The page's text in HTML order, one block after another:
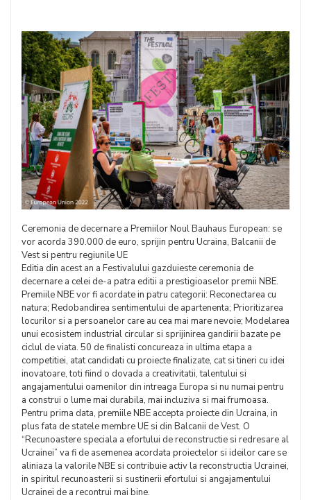
Ceremonia de decernare a Premiilor Noul Bauhaus European: se
vor acorda 390.000 de euro, sprijin pentru Ucraina, Balcanii de
Vest si pentru regiunile UE
Editia din acest an a Festivalului gazduieste ceremonia de
decernare a celei de-a patra editii a prestigioaselor premii NBE.
Premiile NBE vor fi acordate in patru categorii: Reconectarea cu
natura; Redobandirea sentimentului de apartenenta; Prioritizarea
locurilor si a persoanelor care au cea mai mare nevoie; Modelarea
unui ecosistem industrial circular si sprijinirea gandirii bazate pe
ciclul de viata. 50 de finalisti concureaza in ultima etapa a
competitiei, atat candidati cu proiecte finalizate, cat si tineri cu idei
inovatoare, toti fiind o dovada a creativitatii, talentului si
angajamentului oamenilor din intreaga Europa si nu numai pentru
a construi o lume mai durabila, mai incluziva si mai frumoasa.
Pentru prima data, premiile NBE accepta proiecte din Ucraina, in
plus fata de statele membre UE si din Balcanii de Vest. O
“Recunoastere speciala a efortului de reconstructie si redresare al
Ucrainei” va fi de asemenea acordata proiectelor si ideilor care se
aliniaza la valorile NBE si contribuie activ la reconstructia Ucrainei,
in spiritul recunoasterii si sustinerii efortului si angajamentului
Ucrainei de a recontrui mai bine.